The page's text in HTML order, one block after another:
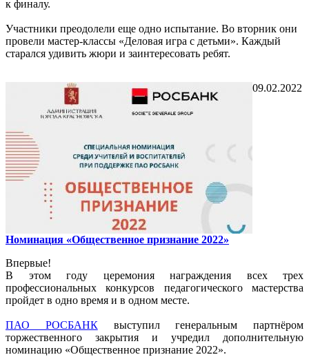
к финалу.
Участники преодолели еще одно испытание. Во вторник они
провели мастер-классы «Деловая игра с детьми». Каждый
старался удивить жюри и заинтересовать ребят.
09.02.2022
Номинация «Общественное признание 2022»
Впервые!
В этом году церемония награждения всех трех
профессиональных конкурсов педагогического мастерства
пройдет в одно время и в одном месте.
ПАО РОСБАНКвыступил генеральным партнёром
торжественного закрытия и учредил дополнительную
номинацию «Общественное признание 2022».